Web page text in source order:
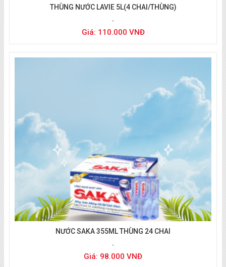
Liên hệ đặt nước 0933 494 804 (zalo/call)
THÙNG NƯỚC LAVIE 5L(4 CHAI/THÙNG)
Giá: 110.000 VNĐ
NƯỚC SAKA 355ML THÙNG 24 CHAI
Giá: 98.000 VNĐ